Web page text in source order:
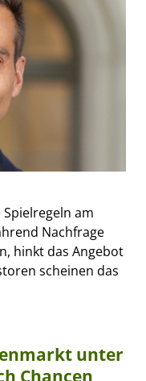
am
Nachfrage
hinkt das Angebot
scheinen das
unter
Chancen